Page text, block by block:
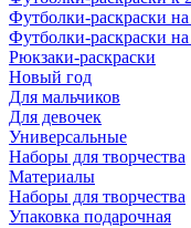
Футболки-раскраски на
Футболки-раскраски
Рюкзаки-раскраски
Новый год
Для мальчиков
Для девочек
Универсальные
Наборы для творчества
Материалы
Наборы для творчества
Упаковка подарочная